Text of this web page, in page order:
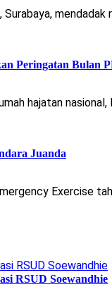
Peringatan Bulan
hajatan
Juanda
Exercise
RSUD Soewandhie